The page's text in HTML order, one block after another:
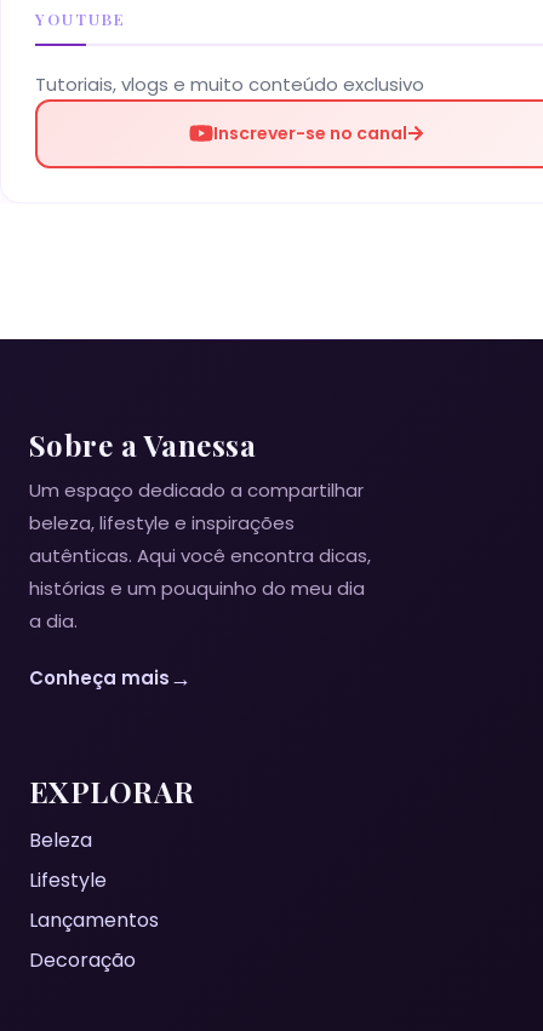
YOUTUBE
Tutoriais, vlogs e muito conteúdo exclusivo
Inscrever-se no canal
Sobre a Vanessa
Um espaço dedicado a compartilhar
beleza, lifestyle e inspirações
autênticas. Aqui você encontra dicas,
histórias e um pouquinho do meu dia
a dia.
Conheça mais→
EXPLORAR
Beleza
Lifestyle
Lançamentos
Decoração